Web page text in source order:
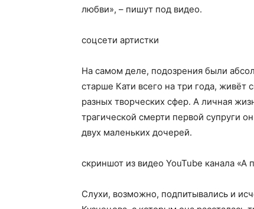
любви», – пишут под видео.
соцсети артистки
На самом деле, подозрения были
старше Кати всего на три года, живёт
разных творческих сфер. А личная
трагической смерти первой супруги
двух маленьких дочерей.
скриншот из видео YouTube канала «А
Слухи, возможно, подпитывались и